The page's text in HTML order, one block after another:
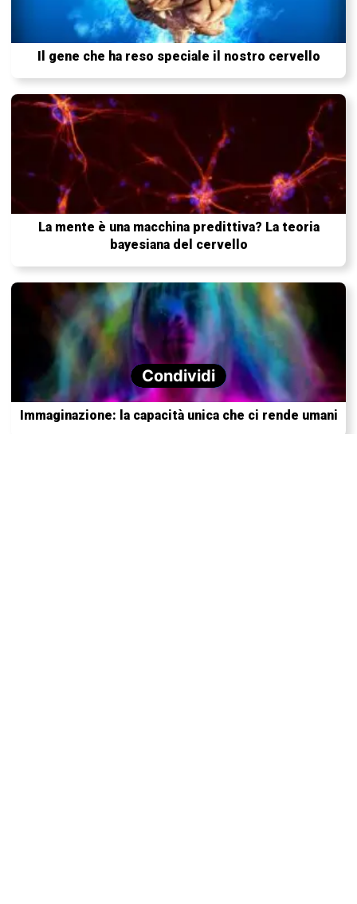
Il gene che ha reso speciale il nostro cervello
La mente è una macchina predittiva? La teoria
bayesiana del cervello
Immaginazione: la capacità unica che ci rende umani
Condividi